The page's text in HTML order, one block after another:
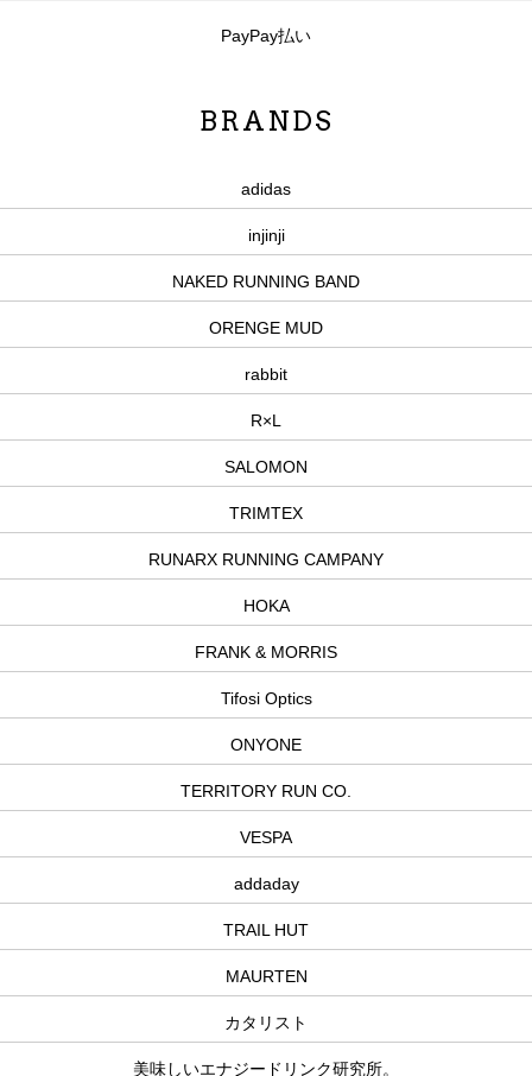
PayPay払い
BRANDS
adidas
injinji
NAKED RUNNING BAND
ORENGE MUD
rabbit
R×L
SALOMON
TRIMTEX
RUNARX RUNNING CAMPANY
HOKA
FRANK & MORRIS
Tifosi Optics
ONYONE
TERRITORY RUN CO.
VESPA
addaday
TRAIL HUT
MAURTEN
カタリスト
美味しいエナジードリンク研究所。